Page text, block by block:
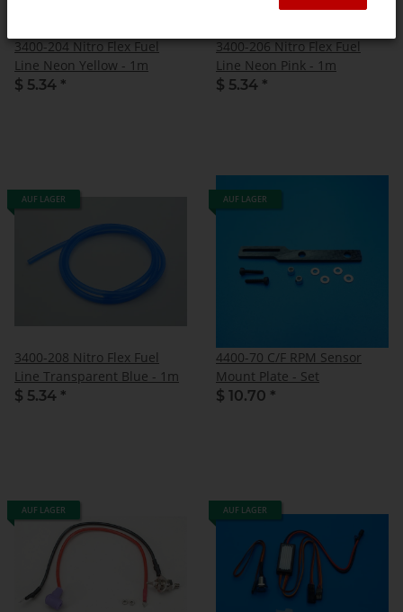
3400-204 Nitro Flex Fuel
Line Neon Yellow - 1m
$ 5.34 *
3400-206 Nitro Flex Fuel
Line Neon Pink - 1m
$ 5.34 *
AUF LAGER
3400-208 Nitro Flex Fuel
Line Transparent Blue - 1m
$ 5.34 *
AUF LAGER
4400-70 C/F RPM Sensor
Mount Plate - Set
$ 10.70 *
AUF LAGER AUF LAGER